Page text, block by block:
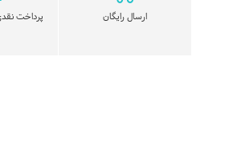
ارسال رایگان پرداخت